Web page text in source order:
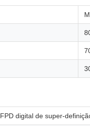
FPD digital de super-